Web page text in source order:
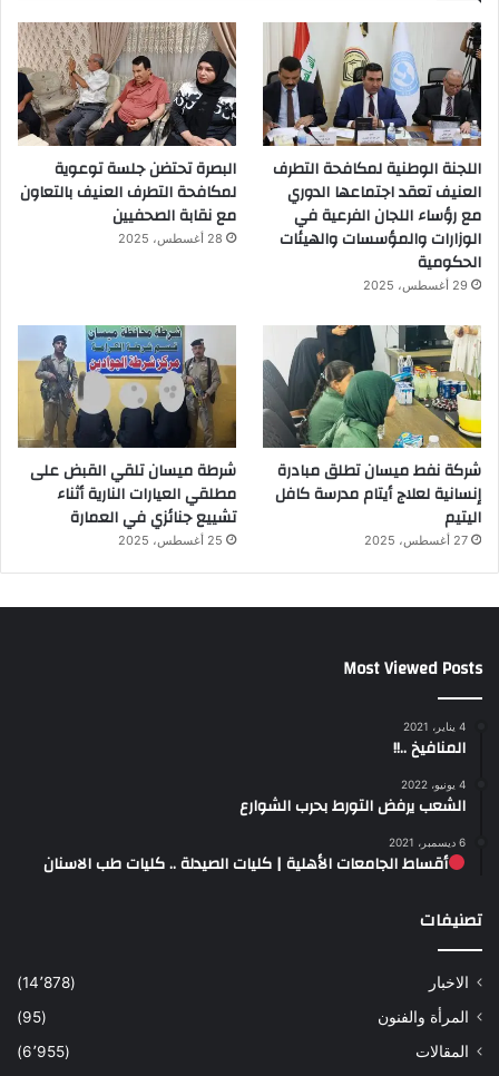
اللجنة الوطنية لمكافحة التطرف
العنيف تعقد اجتماعها الدوري
مع رؤساء اللجان الفرعية في
الوزارات والمؤسسات والهيئات
الحكومية
29 أغسطس، 2025
البصرة تحتضن جلسة توعوية
لمكافحة التطرف العنيف بالتعاون
مع نقابة الصحفيين
28 أغسطس، 2025
شركة نفط ميسان تطلق مبادرة
إنسانية لعلاج أيتام مدرسة كافل
اليتيم
27 أغسطس، 2025
شرطة ميسان تلقي القبض على
مطلقي العيارات النارية أثناء
تشييع جنائزي في العمارة
25 أغسطس، 2025
Most Viewed Posts
4 يناير، 2021
المنافيخ ..!!
4 يونيو، 2022
الشعب يرفض التورط بحرب الشوارع
6 ديسمبر، 2021
أقساط الجامعات الأهلية | كليات الصيدلة .. كليات طب الاسنان
تصنيفات
الاخبار
(14٬878)
المرأة والفنون
(95)
المقالات
(6٬955)